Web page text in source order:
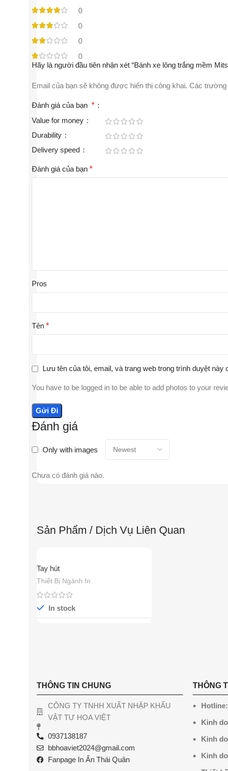
0
0
0
0
Đánh giá
Only with images
Chưa có đánh giá nào.
Hãy là người đầu tiên nhận xét “Bánh xe lông trắng mềm
Email của bạn sẽ không được hiển thị công khai. Các trường
Đánh giá của bạn *
Value for money
Durability
Delivery speed
Đánh giá của bạn *
Pros
Tên *
Lưu tên của tôi, email, và trang web trong trình duyệt này
You have to be logged in to be able to add photos to your
Sản Phẩm / Dịch Vụ Liên Quan
Tay hút
Thiết Bị Ngành In
In stock
THÔNG TIN CHUNG
CÔNG TY TNHH XUẤT NHẬP KHẨU
VẬT TƯ HOA VIỆT
0937138187
bbhoaviet2024@gmail.com
Fanpage In Ấn Thái Quân
THÔNG
Hotline:
Kinh
Kinh
Kinh